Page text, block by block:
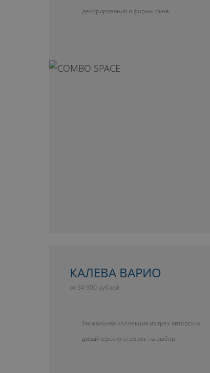
декорирования и формы окна.
КАЛЕВА ВАРИО
от 34 900 рублей
Уникальная коллекция из трех авторских
дизайнерских створок на выбор.